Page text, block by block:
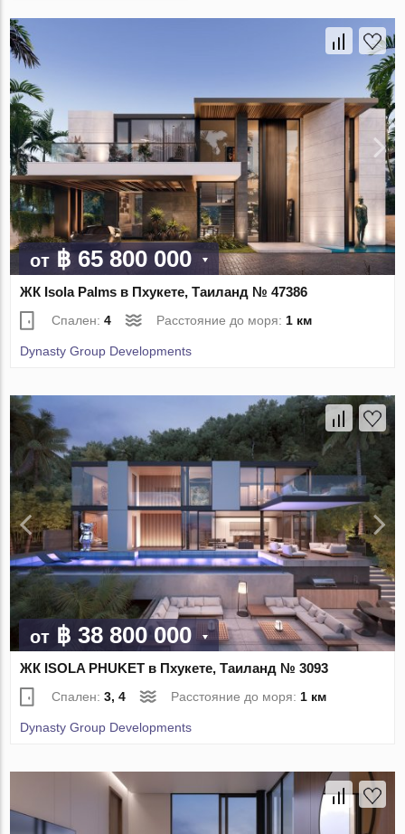
от฿ 65 800 000
ЖК Isola Palms в Пхукете, Таиланд № 47386
Спален:4 Расстояние до моря: 1 км
Dynasty Group Developments
от ฿ 38 800 000
ЖК ISOLA PHUKET в Пхукете, Таиланд № 3093
Спален:3, 4 Расстояние до моря:1 км
Dynasty Group Developments